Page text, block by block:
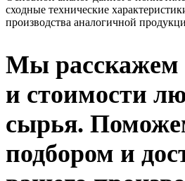
сходные технические
производства аналогичной
Мы расскажем
и стоимости
сырья.
подбором и